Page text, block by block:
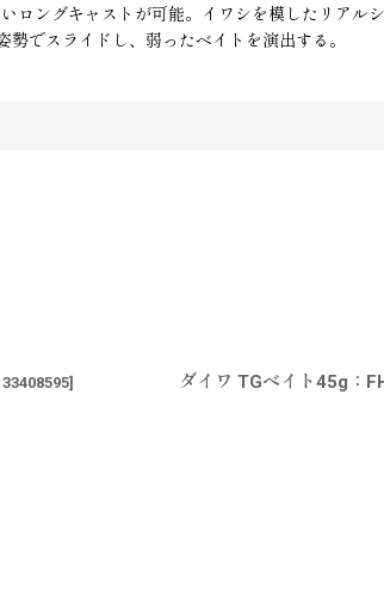
ングキャストが可能。イワシを模したリア
でスライドし、弱ったベイトを演出する。
] ダイワ TGベイト45g：